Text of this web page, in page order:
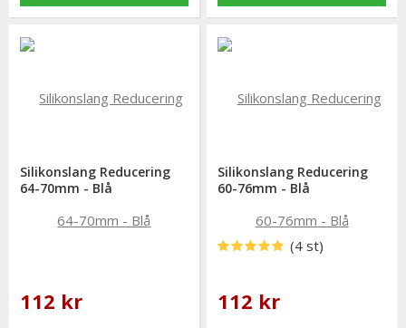
Silikonslang Reducering
64-70mm - Blå
112 kr
Silikonslang Reducering
60-76mm - Blå
(4 st)
112 kr